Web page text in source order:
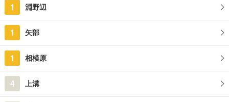
1 淵野辺
1 矢部
1 相模原
4 上溝